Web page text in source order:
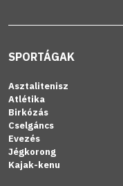
SPORTÁGAK
Asztalitenisz
Atlétika
Birkózás
Cselgáncs
Evezés
Jégkorong
Kajak-kenu